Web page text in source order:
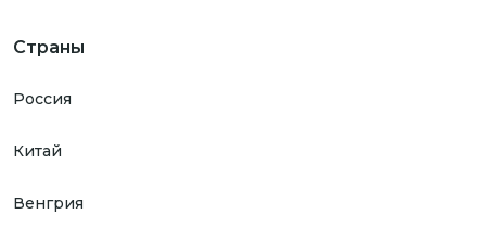
Страны
Россия
Китай
Венгрия